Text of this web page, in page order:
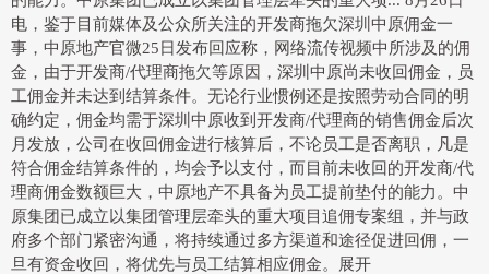
电，鉴于目前媒体及公众所关注的开发商拖欠深圳中原佣金一
事，中原地产官微25日发布回应称，网络流传视频中所涉及的佣
金，由于开发商/代理商拖欠等原因，深圳中原尚未收回佣金，员
工佣金并未达到结算条件。无论行业惯例还是按照劳动合同的明
确约定，佣金均需于深圳中原收到开发商/代理商的销售佣金后次
月发放，公司在收回佣金进行核算后，不论员工是否离职，凡是
符合佣金结算条件的，均会予以支付，而目前未收回的开发商/代
理商佣金数额巨大，中原地产不具备为员工提前垫付的能力。中
原集团已成立以集团管理层牵头的重大项目追佣专案组，并与政
府多个部门紧密沟通，将持续通过多方渠道和途径促进回佣，一
旦有资金收回，将优先与员工结算相应佣金。展开